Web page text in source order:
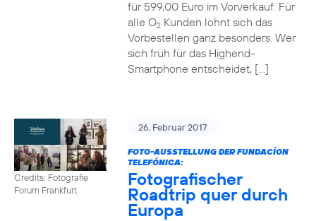
für 599,00 Euro im Vorverkauf. Für
alle O2Kunden lohnt sich das
Vorbestellen ganz besonders. Wer
sich früh für das Highend-
Smartphone entscheidet, […]
Credits: Fotografie
Forum Frankfurt
26. Februar 2017
FOTO-AUSSTELLUNG DER FUNDACÍON
TELEFÓNICA:
Fotografischer
Roadtrip quer durch
Europa